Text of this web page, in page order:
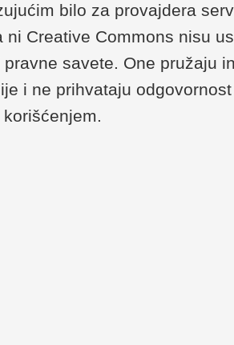
bilo za provajdera
ni Creative Commons nisu
pravne savete. One pružaju
i ne prihvataju